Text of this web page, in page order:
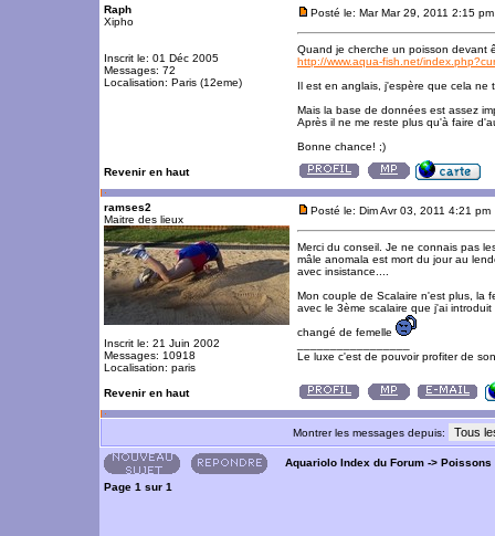
Raph
Xipho
Inscrit le: 01 Déc 2005
Messages: 72
Localisation: Paris (12eme)
Posté le: Mar Mar 29, 2011 2:15 pm
Quand je cherche un poisson devant
http://www.aqua-fish.net/
Il est en anglais, j'espère que cela ne
Mais la base de données est assez
Après il ne me reste plus qu'à faire
Bonne chance! ;)
Revenir en haut
ramses2
Maitre des lieux
Inscrit le: 21 Juin 2002
Messages: 10918
Localisation: paris
Posté le: Dim Avr 03, 2011 4:21 pm
Merci du conseil. Je ne connais pas
mâle anomala est mort du jour au
avec insistance....
Mon couple de Scalaire n'est plus, la
avec le 3ème scalaire que j'ai
changé de femelle
Le luxe c'est de pouvoir profiter de
Revenir en haut
Montrer les messages depuis:
Aquariolo Index du Forum -> Poissons
Page 1 sur 1